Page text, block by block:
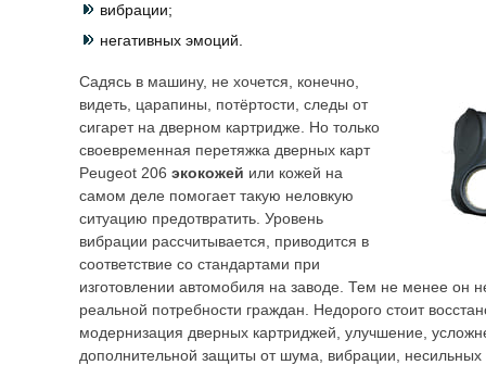
вибрации;
негативных эмоций.
Садясь в машину, не хочется, конечно,
видеть, царапины, потёртости, следы от
сигарет на дверном картридже. Но только
своевременная перетяжка дверных карт
Peugeot 206 экокожей или кожей на
самом деле помогает такую неловкую
ситуацию предотвратить. Уровень
вибрации рассчитывается, приводится в
соответствие со стандартами при
изготовлении автомобиля на заводе. Тем не менее он
реальной потребности граждан. Недорого стоит
модернизация дверных картриджей, улучшение,
дополнительной защиты от шума, вибрации, несильных